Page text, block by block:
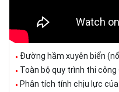
Đường hầm xuyên biển
Toàn bộ quy trình thi công
Phân tích tính chịu lực của